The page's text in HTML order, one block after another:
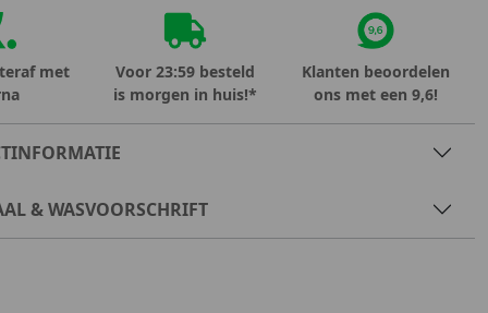
met
Voor 23:59 besteld
is morgen in huis!*
Klanten beoordelen
ons met een 9,6!
& WASVOORSCHRIFT